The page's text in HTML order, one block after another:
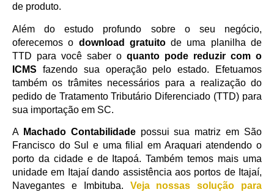
de produto.
Além do estudo profundo sobre o seu negócio,
oferecemos o download gratuitode uma planilha de
TTD para você saber o quanto pode reduzir com o
ICMS
fazendo sua operação pelo estado. Efetuamos
também os trâmites necessários para a realização do
pedido de Tratamento Tributário Diferenciado (TTD) para
sua importação em SC.
A Machado Contabilidade possui sua matriz em São
Francisco do Sul e uma filial em Araquari atendendo o
porto da cidade e de Itapoá. Também temos mais uma
unidade em Itajaí dando assistência aos portos de Itajaí,
Navegantes e Imbituba. Veja nossas solução para